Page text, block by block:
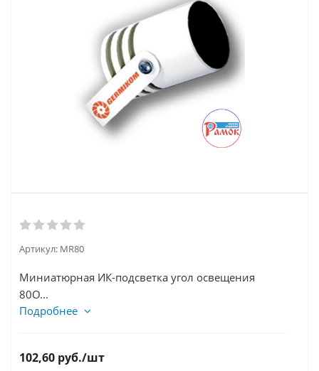
Артикул: MR80
Миниатюрная ИК-подсветка угол освещения
80О...
Подробнее
102,60 руб./шт